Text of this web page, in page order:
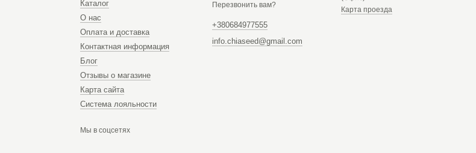
Каталог
О нас
Оплата и доставка
Контактная информация
Блог
Отзывы о магазине
Карта сайта
Система лояльности
Мы в соцсетях
Перезвонить вам?
+380684977555
info.chiaseed@gmail.com
Карта проезда